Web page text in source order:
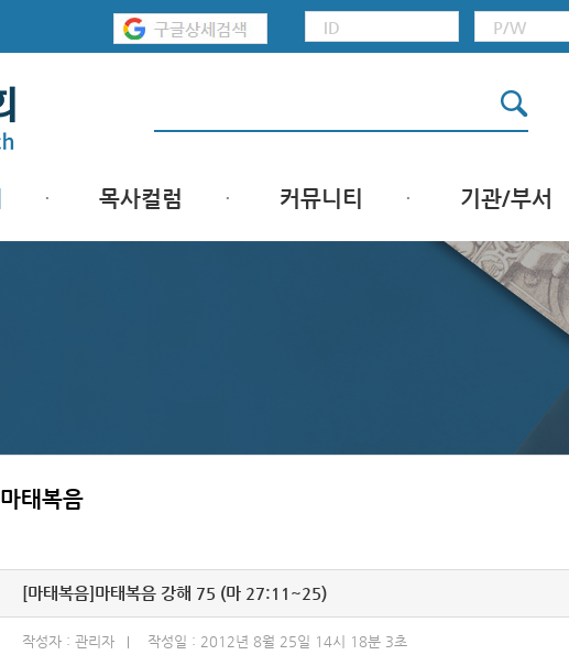
목사컬럼 커뮤니티 기관/부서
마태복음
[마태복음] 마태복음 강해 75 (마 27:11~25)
작성자 : 관리자 작성일 : 2012년 8월 25일 14시 18분 3초